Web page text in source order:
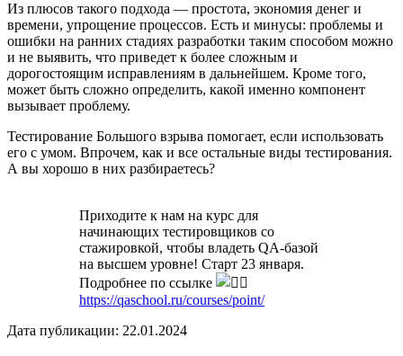
Из плюсов такого подхода — простота, экономия денег и
времени, упрощение процессов. Есть и минусы: проблемы и
ошибки на ранних стадиях разработки таким способом можно
и не выявить, что приведет к более сложным и
дорогостоящим исправлениям в дальнейшем. Кроме того,
может быть сложно определить, какой именно компонент
вызывает проблему.
Тестирование Большого взрыва помогает, если использовать
его с умом. Впрочем, как и все остальные виды тестирования.
А вы хорошо в них разбираетесь?
Приходите к нам на курс для
начинающих тестировщиков со
стажировкой, чтобы владеть QA-базой
на высшем уровне! Старт 23 января.
Подробнее по ссылке
https://qaschool.ru/courses/point/
Дата публикации: 22.01.2024